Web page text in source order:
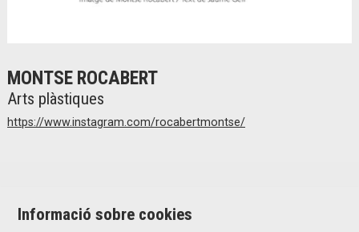
MONTSE ROCABERT
Arts plàstiques
https://www.instagram.com/rocabertmontse/
Informació sobre cookies